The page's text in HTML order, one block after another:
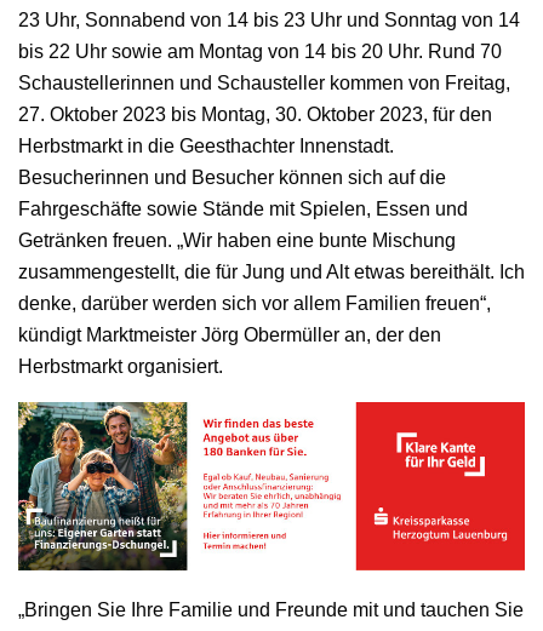
23 Uhr, Sonnabend von 14 bis 23 Uhr und Sonntag von 14
bis 22 Uhr sowie am Montag von 14 bis 20 Uhr. Rund 70
Schaustellerinnen und Schausteller kommen von Freitag,
27. Oktober 2023 bis Montag, 30. Oktober 2023, für den
Herbstmarkt in die Geesthachter Innenstadt.
Besucherinnen und Besucher können sich auf die
Fahrgeschäfte sowie Stände mit Spielen, Essen und
Getränken freuen. „Wir haben eine bunte Mischung
zusammengestellt, die für Jung und Alt etwas bereithält. Ich
denke, darüber werden sich vor allem Familien freuen“,
kündigt Marktmeister Jörg Obermüller an, der den
Herbstmarkt organisiert.
„Bringen Sie Ihre Familie und Freunde mit und tauchen Sie